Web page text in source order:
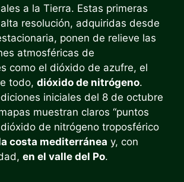
a la Tierra. Estas primeras
resolución, adquiridas desde
ponen de relieve las
atmosféricas de
como el dióxido de azufre, el
todo, dióxido de nitrógeno.
iniciales del 8 de octubre
muestran claros “puntos
de nitrógeno troposférico
costa mediterránea y, con
en el valle del Po.